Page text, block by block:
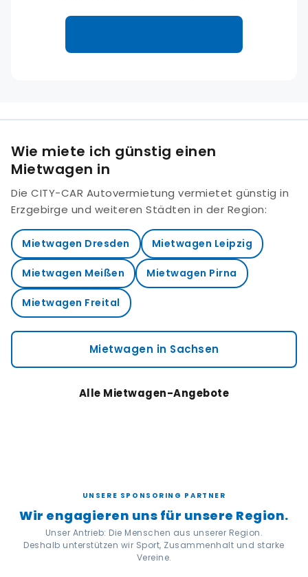
Wie miete ich günstig einen
Mietwagen in
Die CITY-CAR Autovermietung vermietet günstig in
Erzgebirge und weiteren Städten in der Region:
Mietwagen Dresden Mietwagen Leipzig
Mietwagen Meißen Mietwagen Pirna
Mietwagen Freital
Mietwagen in Sachsen
Alle Mietwagen-Angebote
UNSERE SPONSORING PARTNER
Wir engagieren uns für unsere Region.
Unser Antrieb: Die Menschen aus unserer Region.
Deshalb unterstützen wir Sport, Zusammenhalt und starke
Vereine.